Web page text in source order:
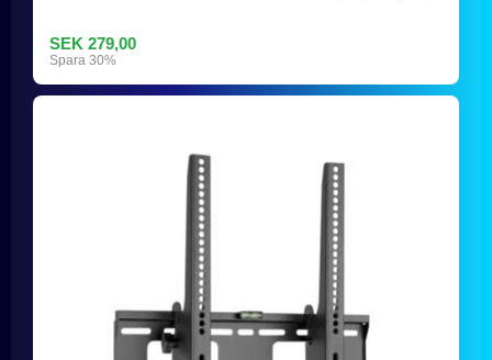
SEK 279,00
Spara 30%